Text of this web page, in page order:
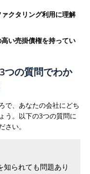
クタリング利用に理解
い売掛債権を持ってい
つの質問でわか
で、あなたの会社にどち
う。以下の3つの質問に
さい。
知られても問題あり